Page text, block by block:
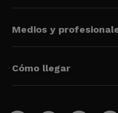
Medios y
Cómo llegar